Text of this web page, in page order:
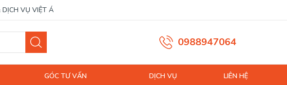
DỊCH VỤ VIỆT Á
0988947064
GÓC TƯ VẤN DỊCH VỤ LIÊN HỆ